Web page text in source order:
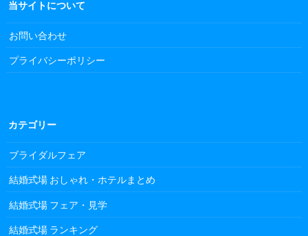
当サイトについて
お問い合わせ
プライバシーポリシー
カテゴリー
ブライダルフェア
結婚式場 おしゃれ・ホテルまとめ
結婚式場 フェア・見学
結婚式場 ランキング